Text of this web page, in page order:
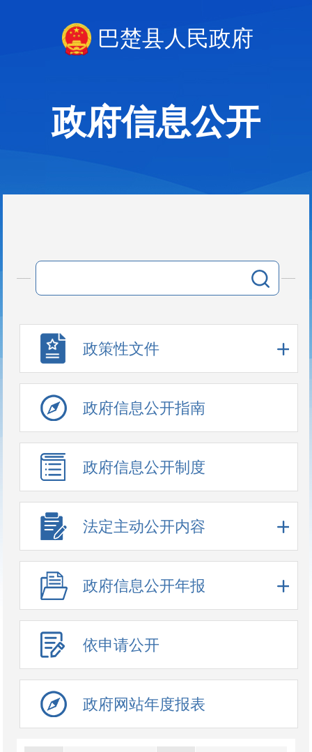
巴楚县人民政府
政府信息公开
政策性文件
政府信息公开指南
政府信息公开制度
法定主动公开内容
政府信息公开年报
依申请公开
政府网站年度报表